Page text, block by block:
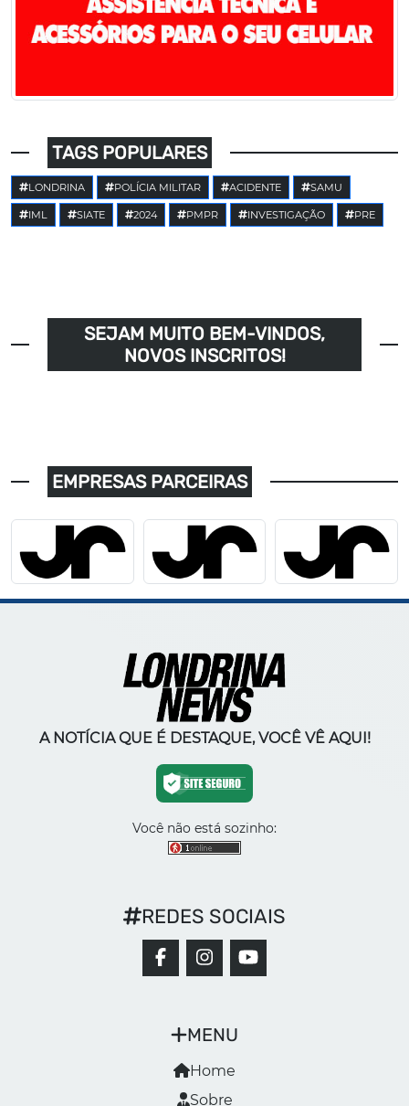
TAGS POPULARES
LONDRINA POLÍCIA MILITAR ACIDENTE SAMU
IML SIATE 2024 PMPR INVESTIGAÇÃO PRE
SEJAM MUITO BEM-VINDOS,
NOVOS INSCRITOS!
EMPRESAS PARCEIRAS
A NOTÍCIA QUE É DESTAQUE, VOCÊ VÊ AQUI!
Você não está sozinho:
MENU
Home
Sobre
REDES SOCIAIS